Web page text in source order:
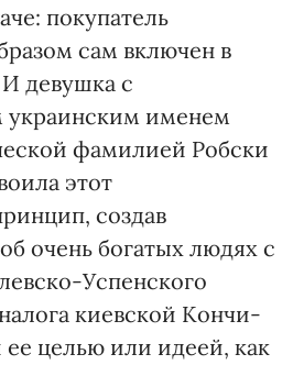
покупатель
сам включен в
И девушка с
украинским именем
фамилией Робски
этот
создав
очень богатых людях с
Успенского
киевской Кончи-
целью или идеей, как